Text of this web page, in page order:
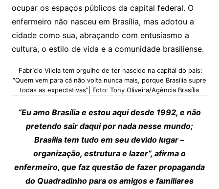
ocupar os espaços públicos da capital federal. O
enfermeiro não nasceu em Brasília, mas adotou a
cidade como sua, abraçando com entusiasmo a
cultura, o estilo de vida e a comunidade brasiliense.
Fabrício Vilela tem orgulho de ter nascido na capital do país:
“Quem vem para cá não volta nunca mais, porque Brasília supre
todas as expectativas”| Foto: Tony Oliveira/Agência Brasília
“Eu amo Brasília e estou aqui desde 1992, e não
pretendo sair daqui por nada nesse mundo;
Brasília tem tudo em seu devido lugar –
organização, estrutura e lazer”, afirma o
enfermeiro, que faz questão de fazer propaganda
do Quadradinho para os amigos e familiares